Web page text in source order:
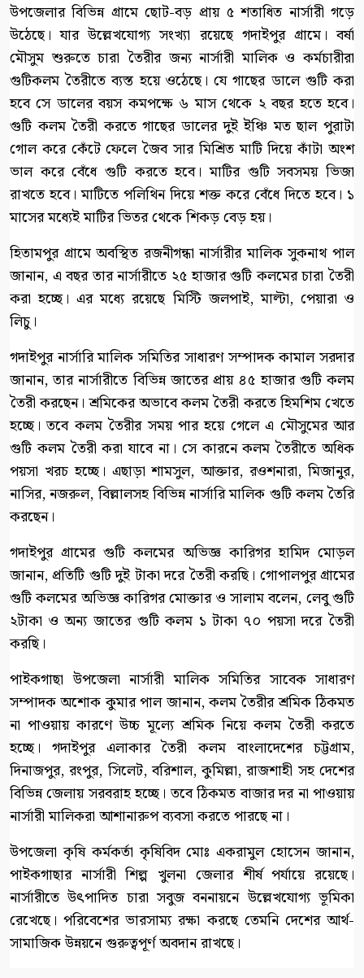
উপজেলার বিভিন্ন গ্রামে ছোট-বড় প্রায় ৫ শতাধিত নার্সারী গড়ে
উঠেছে। যার উল্লেখযোগ্য সংখ্যা রয়েছে গদাইপুর গ্রামে। বর্ষা
মৌসুম শুরুতে চারা তৈরীর জন্য নার্সারী মালিক ও কর্মচারীরা
গুটিকলম তৈরীতে ব্যস্ত হয়ে ওঠেছে। যে গাছের ডালে গুটি করা
হবে সে ডালের বয়স কমপক্ষে ৬ মাস থেকে ২ বছর হতে হবে।
গুটি কলম তৈরী করতে গাছের ডালের দুই ইঞ্চি মত ছাল পুরাটা
গোল করে কেঁটে ফেলে জৈব সার মিশ্রিত মাটি দিয়ে কাঁটা অংশ
ভাল করে বেঁধে গুটি করতে হবে। মাটির গুটি সবসময় ভিজা
রাখতে হবে। মাটিতে পলিথিন দিয়ে শক্ত করে বেঁধে দিতে হবে। ১
মাসের মধ্যেই মাটির ভিতর থেকে শিকড় বেড় হয়।
হিতামপুর গ্রামে অবস্থিত রজনীগন্ধা নার্সারীর মালিক সুকনাথ পাল
জানান, এ বছর তার নার্সারীতে ২৫ হাজার গুটি কলমের চারা তৈরী
করা হচ্ছে। এর মধ্যে রয়েছে মিস্টি জলপাই, মাল্টা, পেয়ারা ও
লিচু।
গদাইপুর নার্সারি মালিক সমিতির সাধারণ সম্পাদক কামাল সরদার
জানান, তার নার্সারীতে বিভিন্ন জাতের প্রায় ৪৫ হাজার গুটি কলম
তৈরী করছেন। শ্রমিকের অভাবে কলম তৈরী করতে হিমশিম খেতে
হচ্ছে। তবে কলম তৈরীর সময় পার হয়ে গেলে এ মৌসুমের আর
গুটি কলম তৈরী করা যাবে না। সে কারনে কলম তৈরীতে অধিক
পয়সা খরচ হচ্ছে। এছাড়া শামসুল, আক্তার, রওশনারা, মিজানুর,
নাসির, নজরুল, বিল্লালসহ বিভিন্ন নার্সারি মালিক গুটি কলম তৈরি
করছেন।
গদাইপুর গ্রামের গুটি কলমের অভিজ্ঞ কারিগর হামিদ মোড়ল
জানান, প্রতিটি গুটি দুই টাকা দরে তৈরী করছি। গোপালপুর গ্রামের
গুটি কলমের অভিজ্ঞ কারিগর মোক্তার ও সালাম বলেন, লেবু গুটি
২টাকা ও অন্য জাতের গুটি কলম ১ টাকা ৭০ পয়সা দরে তৈরী
করছি।
পাইকগাছা উপজেলা নার্সারী মালিক সমিতির সাবেক সাধারণ
সম্পাদক অশোক কুমার পাল জানান, কলম তৈরীর শ্রমিক ঠিকমত
না পাওয়ায় কারণে উচ্চ মূল্যে শ্রমিক নিয়ে কলম তৈরী করতে
হচ্ছে। গদাইপুর এলাকার তৈরী কলম বাংলাদেশের চট্টগ্রাম,
দিনাজপুর, রংপুর, সিলেট, বরিশাল, কুমিল্লা, রাজশাহী সহ দেশের
বিভিন্ন জেলায় সরবরাহ হচ্ছে। তবে ঠিকমত বাজার দর না পাওয়ায়
নার্সারী মালিকরা আশানারুপ ব্যবসা করতে পারছে না।
উপজেলা কৃষি কর্মকর্তা কৃষিবিদ মোঃ একরামুল হোসেন জানান,
পাইকগাছার নার্সারী শিল্প খুলনা জেলার শীর্ষ পর্যায়ে রয়েছে।
নার্সারীতে উৎপাদিত চারা সবুজ বননায়নে উল্লেখযোগ্য ভূমিকা
রেখেছে। পরিবেশের ভারসাম্য রক্ষা করছে তেমনি দেশের আর্থ-
সামাজিক উন্নয়নে গুরুত্বপূর্ণ অবদান রাখছে।